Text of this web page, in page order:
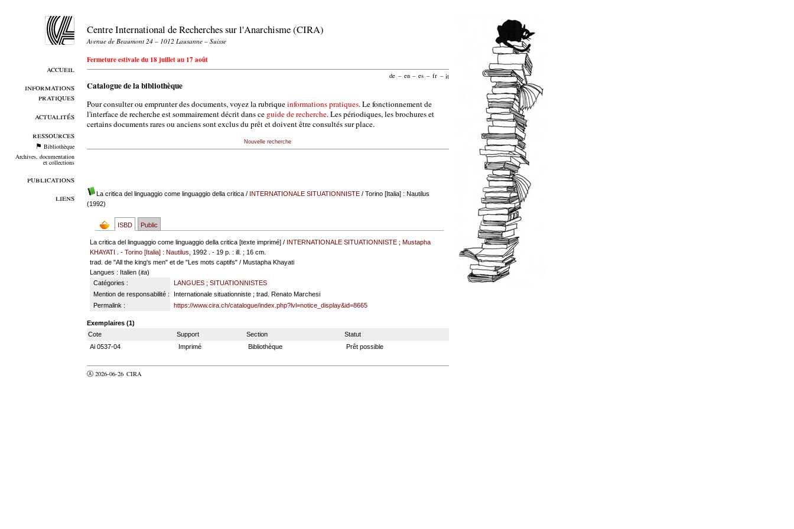
accueil
informations
pratiques
actualités
ressources
Bibliothèque
Archives, documentation
et collections
publications
liens
Centre International de Recherches sur l'Anarchisme (CIRA)
Avenue de Beaumont 24 – 1012 Lausanne – Suisse
Fermeture estivale du 18 juillet au 17 août
de – en – es – fr – it
Catalogue de la bibliothèque
Pour consulter ou emprunter des documents, voyez la rubriqueinformations pratiques. Le fonctionnement de
l'interface de recherche est sommairement décrit dans ce guide de recherche. Les périodiques, les brochures et
certains documents rares ou anciens sont exclus du prêt et doivent être consultés sur place.
Nouvelle recherche
La critica del linguaggio come linguaggio della critica/ INTERNATIONALE SITUATIONNISTE/ Torino [Italia] : Nautilus
(1992)
ISBD Public
La critica del linguaggio come linguaggio della critica [texte imprimé] / INTERNATIONALE SITUATIONNISTE ;Mustapha
KHAYATI
. -Torino [Italia] : Nautilus
, 1992 . - 19 p. : ill. ; 16 cm.
trad. de "All the king's men" et de "Les mots captifs" / Mustapha Khayati
Langues : Italien (ita)
Catégories :
LANGUES; SITUATIONNISTES
Mention de responsabilité :
Internationale situationniste ; trad. Renato Marchesi
Permalink :
https://www.cira.ch/catalogue/index.php?lvl=notice_display&id=8665
Exemplaires (1)
Cote
Support Section
Statut
Ai 0537-04
Imprimé Bibliothèque Prêt possible
Ⓐ 2026-06-26 CIRA